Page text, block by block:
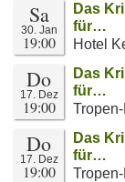
Sa
30. Jan
19:00
Das
für…
Hotel
Do
17. Dez
19:00
Das
für…
Do
17. Dez
19:00
Das
für…